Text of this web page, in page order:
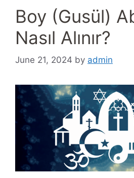
Boy (Gusül)
Nasıl Alınır?
June 21, 2024 by admin